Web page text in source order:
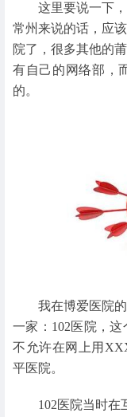
这里要说一下
常州来说的话，应
院了，很多其他的
有自己的网络部，
的。
我在博爱医院
一家：102医院，
不允许在网上用
平医院。
102医院当时在